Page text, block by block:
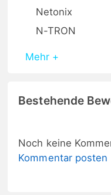
Netonix
N-TRON
Mehr +
Bestehende
Noch keine
Kommentar posten